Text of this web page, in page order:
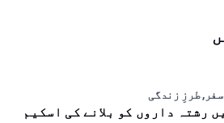
سفر, طرزِ زندگی
رشتہ داروں کو بلانے کی اسکیم